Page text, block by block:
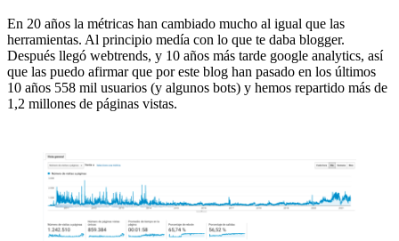
En 20 años la métricas han cambiado mucho al igual que las
herramientas. Al principio medía con lo que te daba blogger.
Después llegó webtrends, y 10 años más tarde google analytics, así
que las puedo afirmar que por este blog han pasado en los últimos
10 años 558 mil usuarios (y algunos bots) y hemos repartido más de
1,2 millones de páginas vistas.